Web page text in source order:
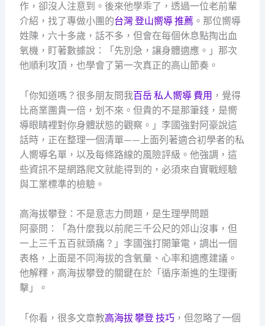
作，卻沒人注意到。後來他學乖了，透過一位老前輩
介紹，找了專做小團的台灣 登山嚮導 推薦 。那位嚮導
姓陳，六十多歲，話不多，但會在每個休息點掏出血
氧機，盯著數據說：「先別急，讓身體適應。」那次
他順利攻頂，也學會了第一次真正的高山節奏。
「你知道嗎？很多朋友問我百岳 私人嚮導 費用 ，覺得
比商業團貴一倍，划不來。但貴的不是那筆錢，是嚮
導眼睛裡對你身體狀態的觀察。」李國強對阿豪說這
話時，正在整理一個清單——上面列著適合初學者的私
人嚮導名單，以及每條路線的風險評級。他強調，這
些資訊不是網路爬文就能得到的，必須來自實戰經驗
與工業標準的檢驗。
高海拔攀登：不是意志力問題，是生理學問題
阿豪問：「為什麼我以前爬三千公尺的郊山沒事，但
一上三千五百就頭痛？」李國強打開筆電，調出一個
表格，上面是不同海拔的含氧量、心率和適應建議。
他解釋，高海拔攀登的關鍵在於「循序漸進的生理衝
擊」。
「你看，很多文章教高海拔 攀登 技巧，但忽略了一個